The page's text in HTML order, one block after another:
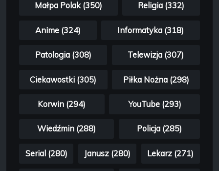
Małpa Polak (350) Religia (332)
Anime (324) Informatyka (318)
Patologia (308) Telewizja (307)
Ciekawostki (305) Piłka Nożna (298)
Korwin (294) YouTube (293)
Wiedźmin (288) Policja (285)
Serial (280) Janusz (280) Lekarz (271)